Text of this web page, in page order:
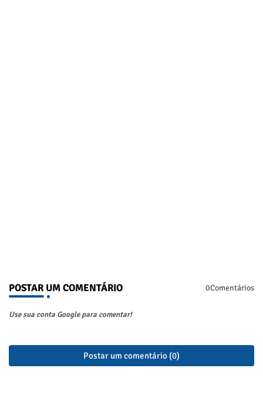
POSTAR UM COMENTÁRIO 0Comentários
Use sua conta Google para comentar!
Postar um comentário (0)